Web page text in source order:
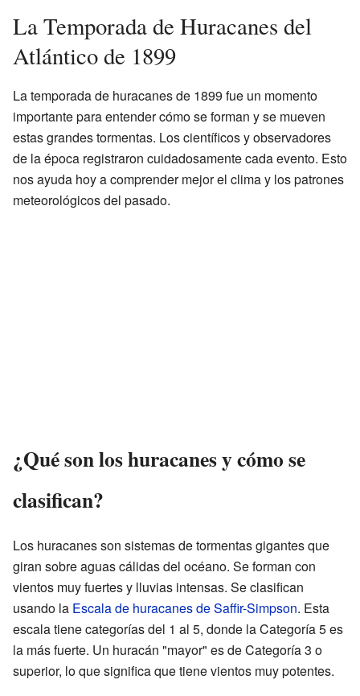
La Temporada de Huracanes del
Atlántico de 1899
La temporada de huracanes de 1899 fue un momento
importante para entender cómo se forman y se mueven
estas grandes tormentas. Los científicos y observadores
de la época registraron cuidadosamente cada evento. Esto
nos ayuda hoy a comprender mejor el clima y los patrones
meteorológicos del pasado.
¿Qué son los huracanes y cómo se
clasifican?
Los huracanes son sistemas de tormentas gigantes que
giran sobre aguas cálidas del océano. Se forman con
vientos muy fuertes y lluvias intensas. Se clasifican
usando la Escala de huracanes de Saffir-Simpson. Esta
escala tiene categorías del 1 al 5, donde la Categoría 5 es
la más fuerte. Un huracán "mayor" es de Categoría 3 o
superior, lo que significa que tiene vientos muy potentes.